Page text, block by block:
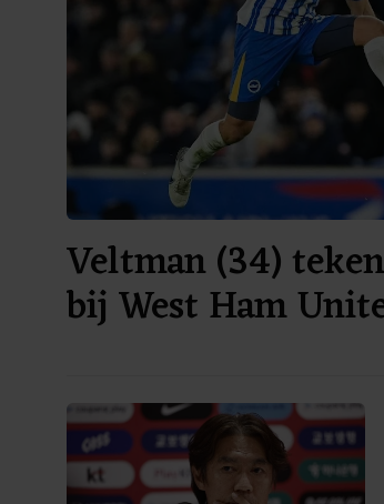
Veltman (34)
bij West Ham